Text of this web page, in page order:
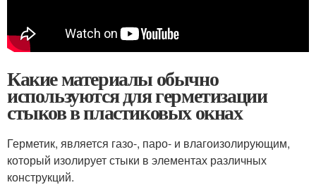
Какие материалы обычно
используются для герметизации
стыков в пластиковых окнах
Герметик, является газо-, паро- и влагоизолирующим,
который изолирует стыки в элементах различных
конструкций.